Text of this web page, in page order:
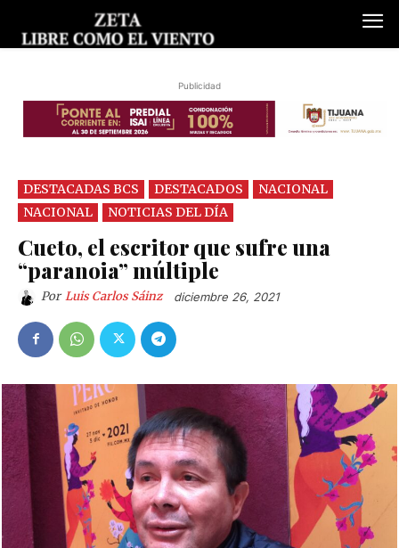
Publicidad
DESTACADAS BCS DESTACADOS
NACIONAL
NACIONAL
NOTICIAS DEL DÍA
Cueto, el escritor que sufre una
“paranoia” múltiple
Por Luis Carlos Sáinz diciembre 26, 2021